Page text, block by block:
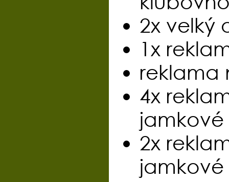
2x velký
1x
reklama
4x
jamkové
2x
jamkové